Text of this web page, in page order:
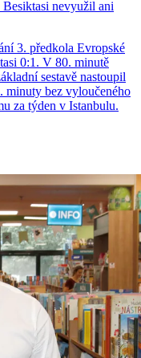
nevyužil ani
3. předkola Evropské
0:1. V 80. minutě
sestavě nastoupil
bez vyloučeného
za týden v Istanbulu.